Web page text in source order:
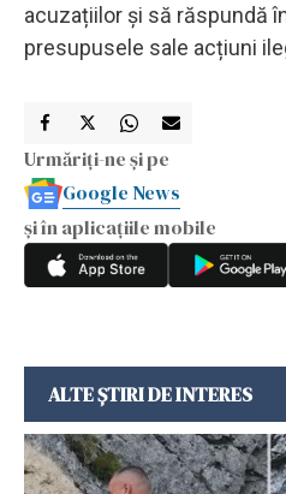
acuzațiilor și să răspundă
presupusele sale acțiuni
Urmăriți-ne și pe
Google News
și în aplicațiile mobile
ALTE ȘTIRI DE INTERES